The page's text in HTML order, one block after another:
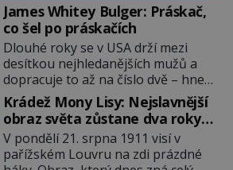
James Whitey Bulger: Práskač,
co šel po práskačích
Dlouhé roky se v USA drží mezi
desítkou nejhledanějších mužů a
dopracuje to až na číslo dvě – hned
po Usámovi bin Ládinovi (1957–
2011). To je James „Whitey“ Bulger
(1929–2018) viněný ze spoluúčasti
na 19 vraždách, vydírání a lichvy. A
samozřejmě, krom toho je ještě
Krádež Mony Lisy: Nejslavnější
obraz světa zůstane dva roky
nezvěstný
V pondělí 21. srpna 1911 visí v
pařížském Louvru na zdi prázdné